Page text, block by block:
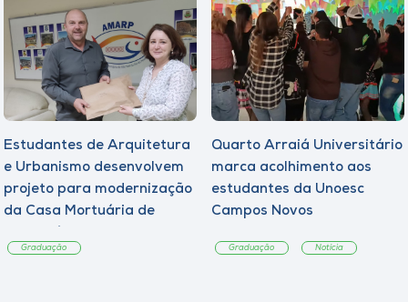
Estudantes de Arquitetura
e Urbanismo desenvolvem
projeto para modernização
da Casa Mortuária de
Graduação
Quarto Arraiá Universitário
marca acolhimento aos
estudantes da Unoesc
Campos Novos
Graduação Notícia